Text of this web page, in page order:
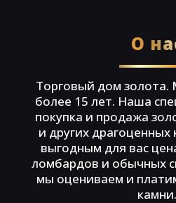
О
Торговый дом
более 15 лет. Наша
покупка и продажа
и других
выгодным для вас
ломбардов и обычных
мы оцениваем и
камни.